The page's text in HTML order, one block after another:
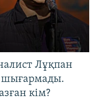
Лұқпан
шығармады.
кім?